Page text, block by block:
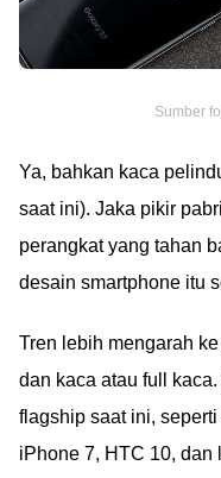
Sumber
Ya, bahkan kaca
saat ini). Jaka pikir
perangkat yang tahan
desain smartphone itu
Tren lebih mengarah
dan kaca atau full
flagship saat ini,
iPhone 7, HTC 10,